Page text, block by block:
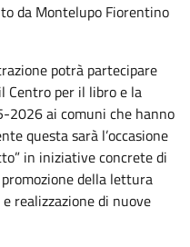
da Montelupo Fiorentino
potrà partecipare
Centro per il libro e la
ai comuni che hanno
questa sarà l’occasione
in iniziative concrete di
della lettura
realizzazione di nuove